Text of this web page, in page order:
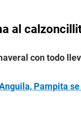
al
con todo
Pampita